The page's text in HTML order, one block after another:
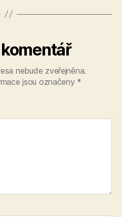
nebude zveřejněna.
jsou označeny *